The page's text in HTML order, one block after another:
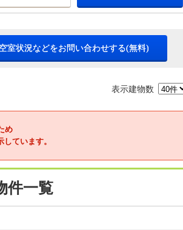
空室状況などをお問い合わせする(無料)
表示建物数
め
ています。
件一覧